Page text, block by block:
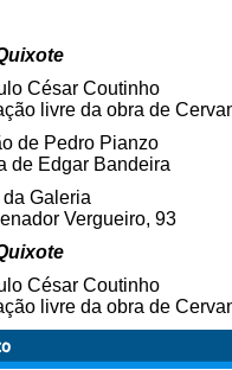
César Coutinho
livre da obra de
de Pedro Pianzo
de Edgar Bandeira
da Galeria
Vergueiro, 93
César Coutinho
livre da obra de